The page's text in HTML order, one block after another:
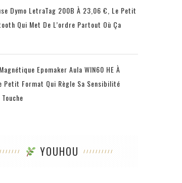
Dymo LetraTag 200B À 23,06 €, Le Petit
Qui Met De L’ordre Partout Où Ça
Epomaker Aula WIN60 HE À
Petit Format Qui Règle Sa Sensibilité
YOUHOU